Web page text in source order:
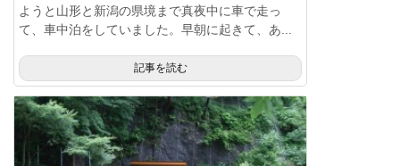
ようと山形と新潟の県境まで真夜中に車で走っ
て、車中泊をしていました。早朝に起きて、あ...
記事を読む